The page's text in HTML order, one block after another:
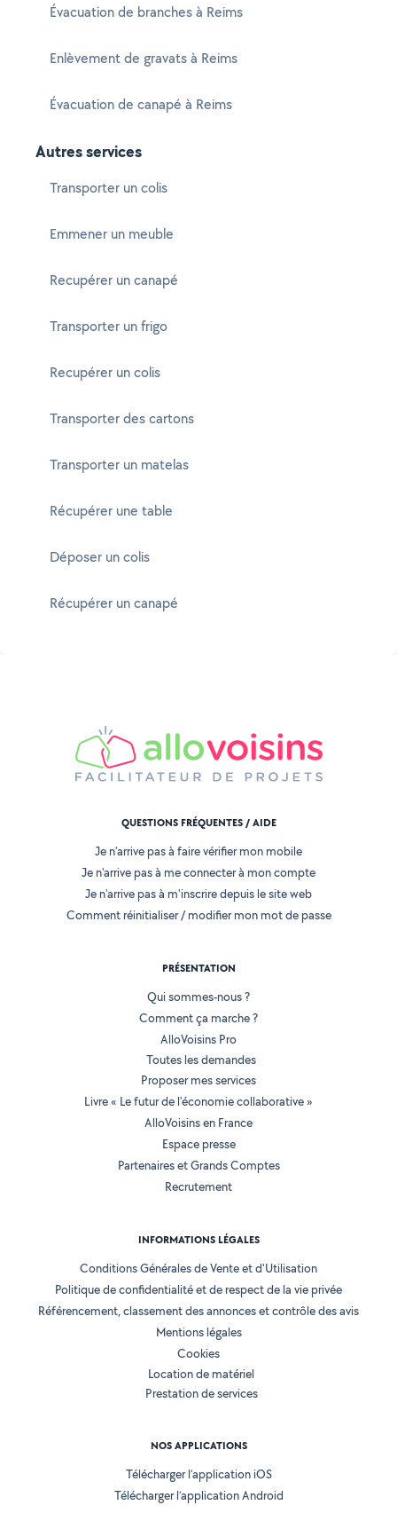
Évacuation de branches à Reims
Enlèvement de gravats à Reims
Évacuation de canapé à Reims
Autres services
Transporter un colis
Emmener un meuble
Recupérer un canapé
Transporter un frigo
Recupérer un colis
Transporter des cartons
Transporter un matelas
Récupérer une table
Déposer un colis
Récupérer un canapé
QUESTIONS FRÉQUENTES / AIDE
Je n'arrive pas à faire vérifier mon mobile
Je n'arrive pas à me connecter à mon compte
Je n'arrive pas à m'inscrire depuis le site web
Comment réinitialiser / modifier mon mot de passe
PRÉSENTATION
Qui sommes-nous ?
Comment ça marche ?
AlloVoisins Pro
Toutes les demandes
Proposer mes services
Livre « Le futur de l'économie collaborative »
AlloVoisins en France
Espace presse
Partenaires et Grands Comptes
Recrutement
INFORMATIONS LÉGALES
Conditions Générales de Vente et d'Utilisation
Politique de confidentialité et de respect de la vie privée
Référencement, classement des annonces et contrôle des avis
Mentions légales
Cookies
Location de matériel
Prestation de services
NOS APPLICATIONS
Télécharger l’application iOS
Télécharger l’application Android